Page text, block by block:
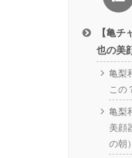
【亀チ
也の美
亀梨
この
亀梨
美顔
の朝）